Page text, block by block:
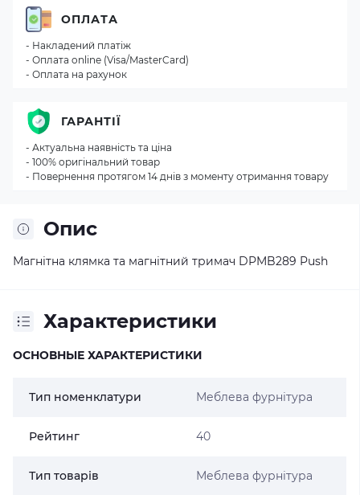
Опис
Магнітна клямка та магнітний тримач DPMB289 Push
Характеристики
ОСНОВНЫЕ ХАРАКТЕРИСТИКИ
Тип номенклатури Меблева фурнітура
Рейтинг 40
Тип товарів Меблева фурнітура
ОПЛАТА
- Накладений платіж
- Оплата online (Visa/MasterCard)
- Оплата на рахунок
ГАРАНТІЇ
- Актуальна наявність та ціна
- 100% оригінальний товар
- Повернення протягом 14 днів з моменту отримання товару